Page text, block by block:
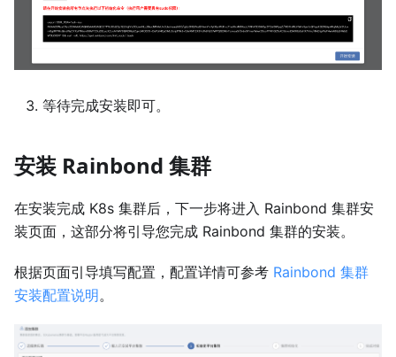
等待完成安装即可。
安装 Rainbond 集群
在安装完成 K8s 集群后，下一步将进入 Rainbond 集群安
装页面，这部分将引导您完成 Rainbond 集群的安装。
根据页面引导填写配置，配置详情可参考 Rainbond 集群
安装配置说明。